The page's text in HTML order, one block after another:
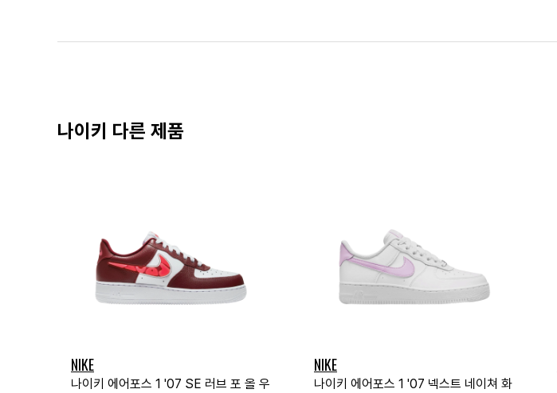
나이키 다른 제품
NIKE
나이키 에어포스 1 '07 SE 러브 포 올 우
NIKE
나이키 에어포스 1 '07 넥스트 네이쳐 화